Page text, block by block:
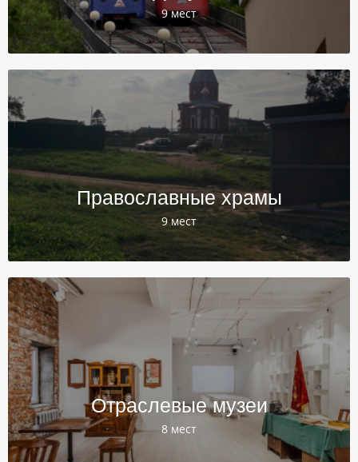
9 мест
Православные храмы
9 мест
Отраслевые музеи
8 мест